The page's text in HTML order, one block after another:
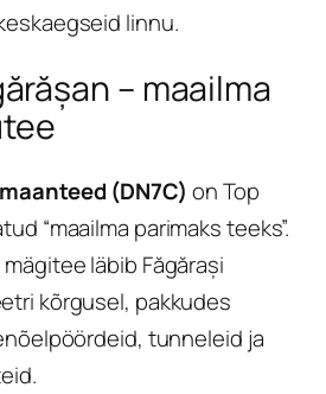
linnu.
– maailma
(DN7C) on Top
“maailma parimaks teeks”.
läbib Făgărași
kõrgusel, pakkudes
tunneleid ja